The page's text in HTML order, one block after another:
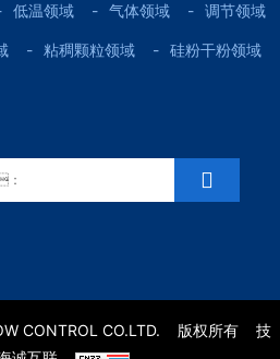
低温领域 气体领域 调节领域
粘稠颗粒领域 硅粉干粉领域
CONTROL CO.LTD. 版权所有
技